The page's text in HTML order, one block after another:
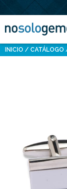
INICIO CATÁLOGO